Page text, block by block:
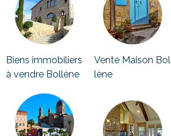
Biens immobiliers
à vendre Bollène
Vente Maison Bol
lène